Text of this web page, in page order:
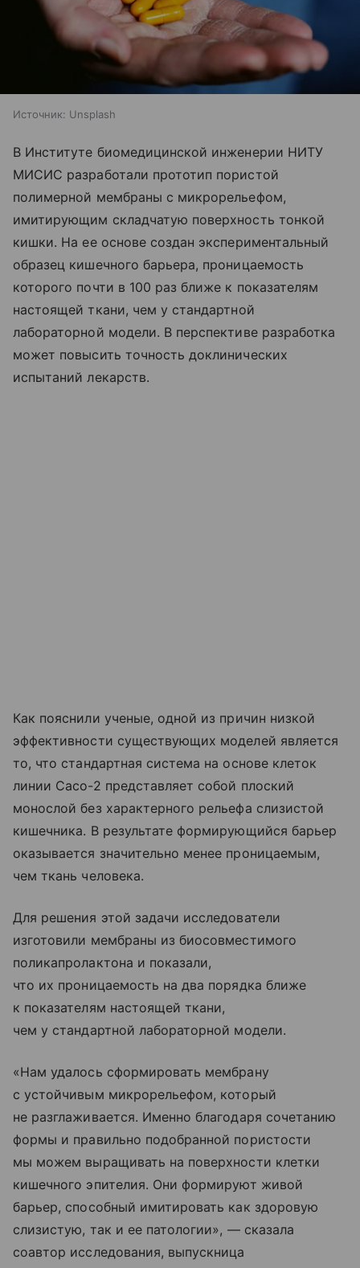
Источник: Unsplash
В Институте биомедицинской инженерии НИТУ
МИСИС разработали прототип пористой
полимерной мембраны с микрорельефом,
имитирующим складчатую поверхность тонкой
кишки. На ее основе создан экспериментальный
образец кишечного барьера, проницаемость
которого почти в 100 раз ближе к показателям
настоящей ткани, чем у стандартной
лабораторной модели. В перспективе разработка
может повысить точность доклинических
испытаний лекарств.
Как пояснили ученые, одной из причин низкой
эффективности существующих моделей является
то, что стандартная система на основе клеток
линии Caco-2 представляет собой плоский
монослой без характерного рельефа слизистой
кишечника. В результате формирующийся барьер
оказывается значительно менее проницаемым,
чем ткань человека.
Для решения этой задачи исследователи
изготовили мембраны из биосовместимого
поликапролактона и показали,
что их проницаемость на два порядка ближе
к показателям настоящей ткани,
чем у стандартной лабораторной модели.
«Нам удалось сформировать мембрану
с устойчивым микрорельефом, который
не разглаживается. Именно благодаря сочетанию
формы и правильно подобранной пористости
мы можем выращивать на поверхности клетки
кишечного эпителия. Они формируют живой
барьер, способный имитировать как здоровую
слизистую, так и ее патологии», — сказала
соавтор исследования, выпускница